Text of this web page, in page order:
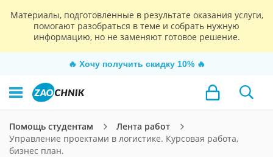
Материалы, подготовленные в результате оказания услуги,
помогают разобраться в теме и собрать нужную
информацию, но не заменяют готовое решение.
🔥 Хочу получить скидку 10% 🔥
Помощь студентам
Лента работ
Управление проектами в логистике. Курсовая работа,
бизнес план.